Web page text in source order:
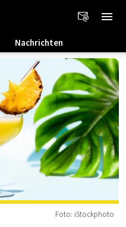
Nachrichten
Foto: iStockphoto